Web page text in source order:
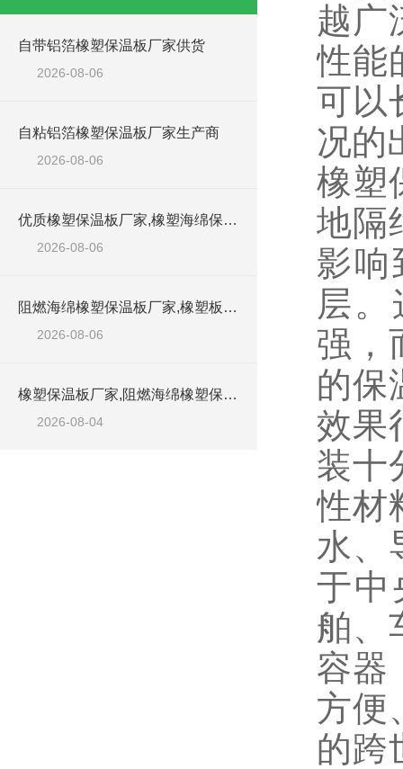
自带铝箔橡塑保温板厂家供货
2026-08-06
自粘铝箔橡塑保温板厂家生产商
2026-08-06
优质橡塑保温板厂家,橡塑海绵保温材料供货商
2026-08-06
阻燃海绵橡塑保温板厂家,橡塑板厂家销售点
2026-08-06
橡塑保温板厂家,阻燃海绵橡塑保温板厂家出售
2026-08-04
越广
性能
可以
况的
橡塑
地隔
影响
层
强，
的保
效果
装十
性材
水、
于中
舶、
容器
方便
的跨